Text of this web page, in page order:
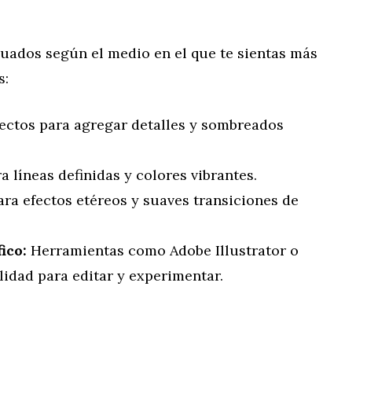
según el medio en el que te sientas más
para agregar detalles y sombreados
líneas definidas y colores vibrantes.
efectos etéreos y suaves transiciones de
Herramientas como Adobe Illustrator o
para editar y experimentar.